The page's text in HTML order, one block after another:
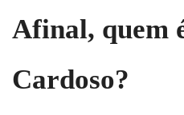
Afinal, quem
Cardoso?